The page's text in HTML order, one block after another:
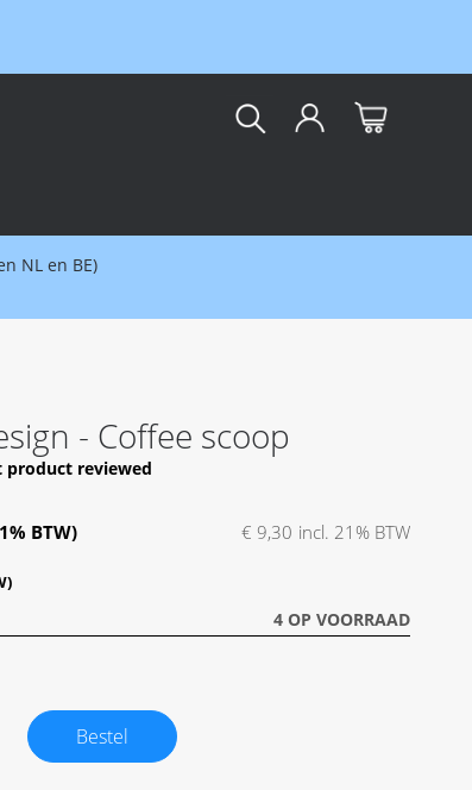
NL en BE)
- Coffee scoop
product reviewed
€ 9,30
4 OP VOORRAAD
Bestel